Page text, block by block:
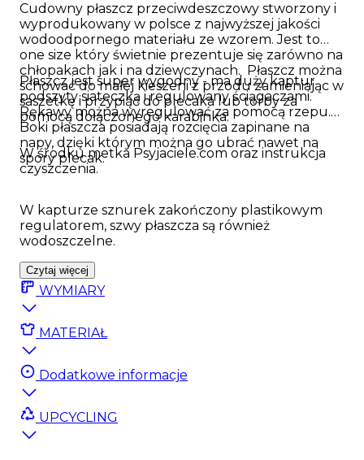
Cudowny płaszcz przeciwdeszczowy stworzony i
wyprodukowany w polsce z najwyższej jakości
wodoodpornego materiału ze wzorem. Jest to
one size który świetnie prezentuje się zarówno na
chłopakach jak i na dziewczynach. Płaszcz można
schować do małej kieszeni z przodu zamieniając w
saszetkę i przypiąć do plecaka lub torby za
pomocą dołączonego karabinka.
Płaszcz jest super wygodny - ma duży kaptur
podszyty siateczką i regulowany ściągaczami.
Rękawy można wyregulować za pomocą rzepu.
Boki płaszcza posiadają rozcięcia zapinane na
napy, dzięki którym można go ubrać nawet na
spory plecak.
W środku metka Psyjaciele.com oraz instrukcja
czyszczenia.
W kapturze sznurek zakończony plastikowym
regulatorem, szwy płaszcza są również
wodoszczelne.
Czytaj więcej
WYMIARY
MATERIAŁ
Dodatkowe informacje
UPCYCLING